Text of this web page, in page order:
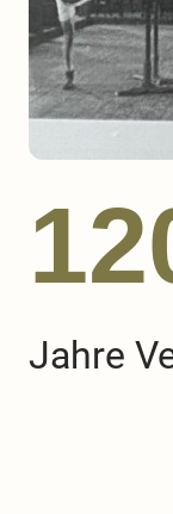
Jahre